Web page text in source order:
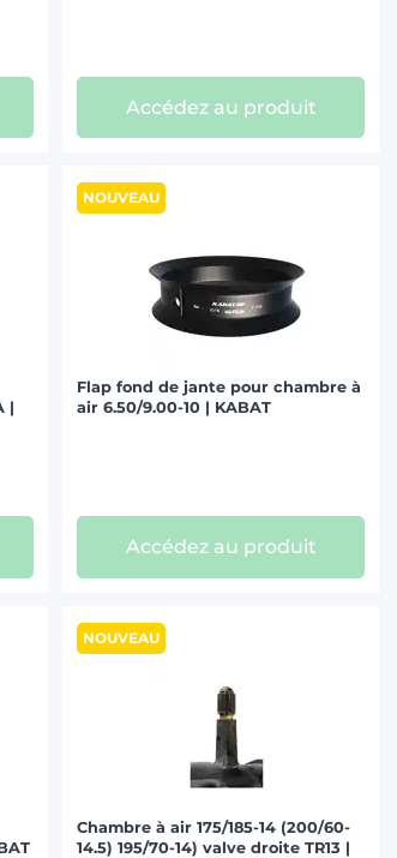
Accédez au produit
|
NOUVEAU
Flap fond de jante pour chambre à
air 6.50/9.00-10 | KABAT
Accédez au produit
NOUVEAU
Chambre à air 175/185-14 (200/60-
14.5) 195/70-14) valve droite TR13 |